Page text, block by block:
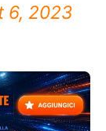
6, 2023